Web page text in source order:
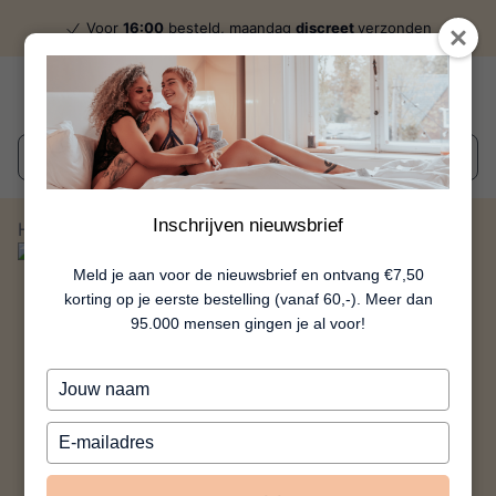
Inschrijven nieuwsbrief
Meld je aan voor de nieuwsbrief en ontvang €7,50
korting op je eerste bestelling (vanaf 60,-). Meer dan
95.000 mensen gingen je al voor!
Typ
je
naam
Typ
je
e-
Voor 16:00 besteld, maandag discreetverzonden
Wat zoek je?
Home Extravagance - Rood